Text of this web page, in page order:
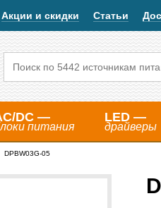
Акции и скидки Статьи
DC —
питания
LED —
драйверы
DPBW03G-05